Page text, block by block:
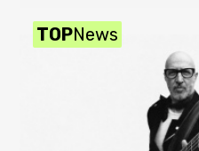
TOPNews